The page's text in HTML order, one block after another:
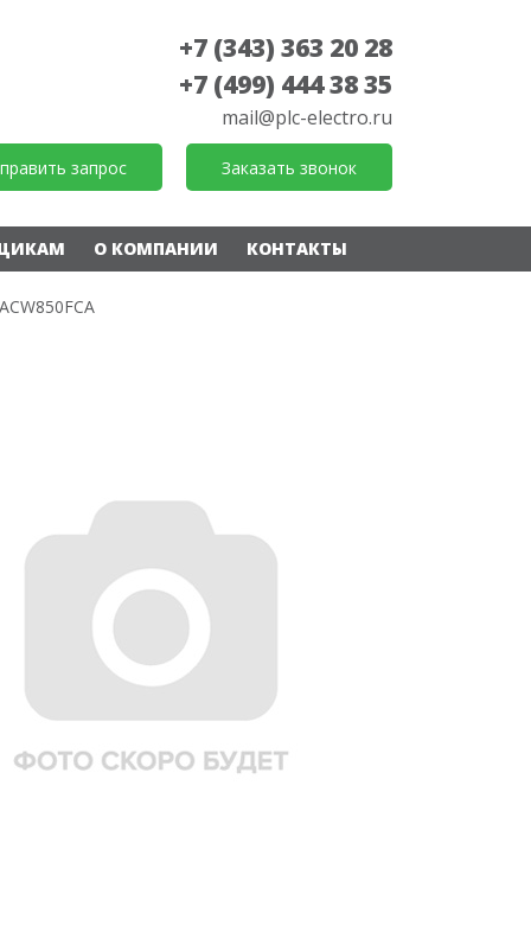
+7 (343) 363 20 28
+7 (499) 444 38 35
mail@plc-electro.ru
запрос Заказать звонок
О КОМПАНИИ КОНТАКТЫ